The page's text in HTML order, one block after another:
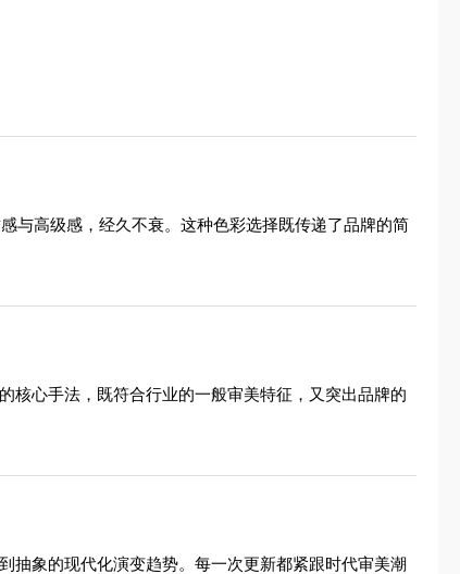
与高级感，经久不衰。这种色彩选择既传递了品牌的简
核心手法，既符合行业的一般审美特征，又突出品牌的
抽象的现代化演变趋势。每一次更新都紧跟时代审美潮